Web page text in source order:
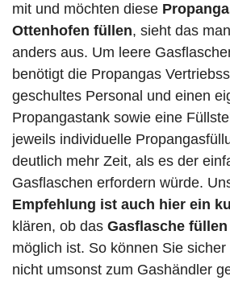
mit und möchten diese
Ottenhofen füllen, sieht das
anders aus. Um leere
benötigt die Propangas
geschultes Personal und einen
Propangastank sowie eine
jeweils individuelle
deutlich mehr Zeit, als es der
Gasflaschen erfordern würde.
Empfehlung ist auch hier ein
klären, ob das Gasflasche
möglich ist. So können Sie
nicht umsonst zum Gashändler